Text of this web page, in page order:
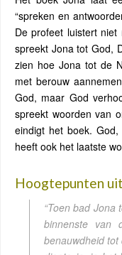
“spreken en
De profeet luistert
spreekt Jona tot God,
zien hoe Jona tot de
met berouw
God, maar God
spreekt woorden van
eindigt het boek.
heeft ook het laatste
Hoogtepunten
“Toen bad Jona
binnenste
benauwdheid